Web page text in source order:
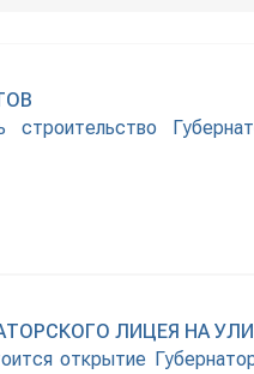
строительство
ЛИЦЕЯ НА
открытие